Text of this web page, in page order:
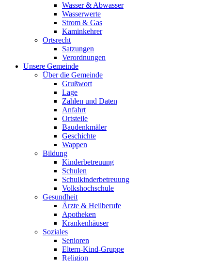
Wasser & Abwasser
Wasserwerte
Strom & Gas
Kaminkehrer
Ortsrecht
Satzungen
Verordnungen
Unsere Gemeinde
Über die Gemeinde
Grußwort
Lage
Zahlen und Daten
Anfahrt
Ortsteile
Baudenkmäler
Geschichte
Wappen
Bildung
Kinderbetreuung
Schulen
Schulkinderbetreuung
Volkshochschule
Gesundheit
Ärzte & Heilberufe
Apotheken
Krankenhäuser
Soziales
Senioren
Eltern-Kind-Gruppe
Religion